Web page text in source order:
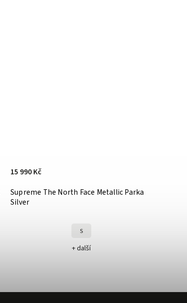
Supreme The North Face Metallic Parka
Silver
15 990 Kč
S
+ další